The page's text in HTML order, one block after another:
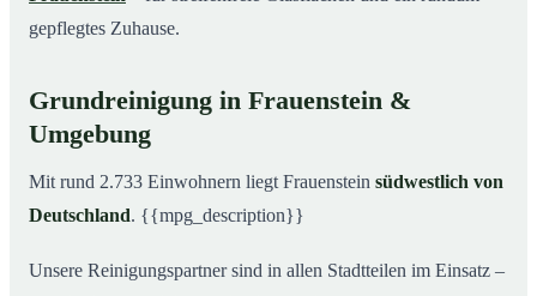
gepflegtes Zuhause.
Grundreinigung in Frauenstein &
Umgebung
Mit rund 2.733 Einwohnern liegt Frauenstein südwestlich von
Deutschland. {{mpg_description}}
Unsere Reinigungspartner sind in allen Stadtteilen im Einsatz –